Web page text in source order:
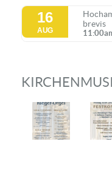
16
AUG
brevis